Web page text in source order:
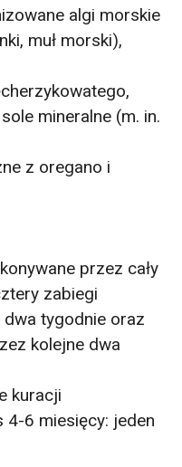
algi morskie
muł morski),
mineralne (m. in.
z oregano i
przez cały
zabiegi
tygodnie oraz
kolejne dwa
kuracji
6 miesięcy: jeden